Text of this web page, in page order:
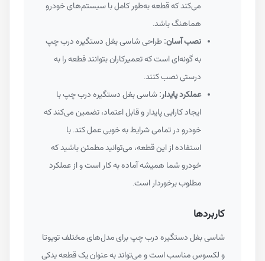
می‌کند که قطعه به‌طور کامل با سیستم‌های خودرو
هماهنگ باشد.
نصب آسان:طراحی شاسی بغل دستگیره درب چپ
به گونه‌ای است که تعمیرکاران بتوانند قطعه را به
درستی نصب کنند.
عملکرد پایدار:شاسی بغل دستگیره درب چپ با
ایجاد کارایی پایدار و قابل اعتماد، تضمین می‌کند که
خودرو در تمامی شرایط به خوبی عمل کند. با
استفاده از این قطعه، می‌توانید مطمئن باشید که
خودرو شما همیشه آماده به کار است و از عملکرد
مطلوب برخوردار است.
کاربردها
شاسی بغل دستگیره درب چپ برای مدل‌های مختلف تویوتا
و لکسوس مناسب است و می‌تواند به عنوان یک قطعه یدکی